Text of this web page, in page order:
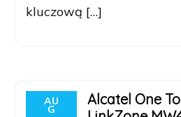
kluczową […]
AU
G
Alcatel One